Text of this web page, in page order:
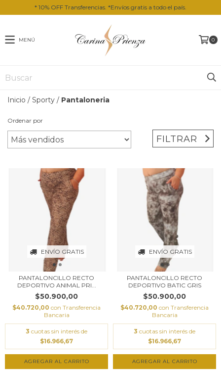
* 10% OFF Transferencias. *Envíos gratis a todo el país.
MENÚ 0
Inicio / Sporty / Pantaloneria
Ordenar por
FILTRAR
ENVÍO GRATIS
PANTALONCILLO RECTO
DEPORTIVO ANIMAL PRI...
$50.900,00
$40.720,00 con Transferencia
Bancaria
3 cuotas sin interés de
$16.966,67
AGREGAR AL CARRITO
ENVÍO GRATIS
PANTALONCILLO RECTO
DEPORTIVO BATIC GRIS
$50.900,00
$40.720,00 con Transferencia
Bancaria
3 cuotas sin interés de
$16.966,67
AGREGAR AL CARRITO